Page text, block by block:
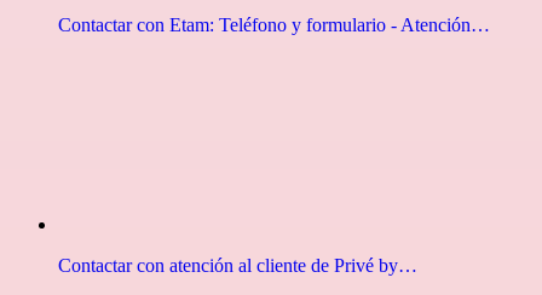
Contactar con Etam: Teléfono y formulario - Atención…
Contactar con atención al cliente de Privé by…